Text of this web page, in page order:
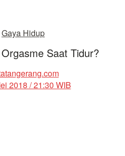
Gaya Hidup
Saat Tidur?
2018 / 21:30 WIB